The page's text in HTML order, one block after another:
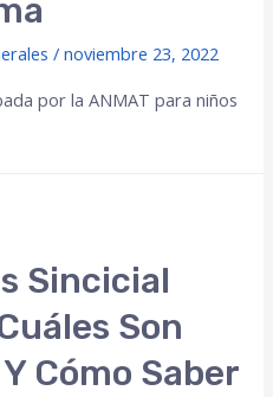
/noviembre 23, 2022
por la ANMAT para niños
Sincicial
Son
Cómo Saber